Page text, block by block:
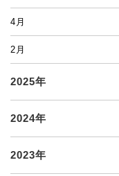
4月
2月
2025年
2024年
2023年